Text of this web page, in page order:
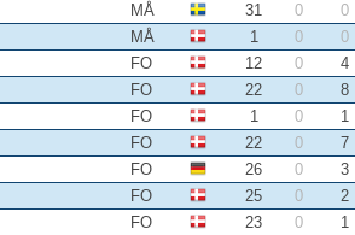
MÅ 31 0
0
MÅ 1 0
0
FO 12 0
4
FO 22 0
8
FO 1 0
1
FO 22 0
7
FO 26 0
3
FO 25 0
2
FO 23 0
1